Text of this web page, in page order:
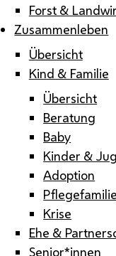
Forst &
Zusammenleben
Übersicht
Kind & Familie
Übersicht
Beratung
Baby
Kinder &
Adoption
Pflegefamilie
Krise
Ehe &
Senior*innen